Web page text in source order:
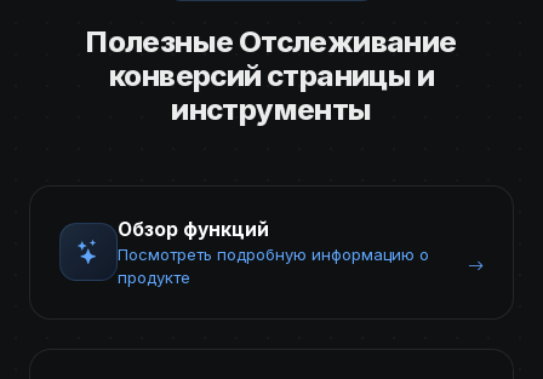
Полезные Отслеживание
конверсий страницы и
инструменты
Обзор функций
Посмотреть подробную информацию о
продукте